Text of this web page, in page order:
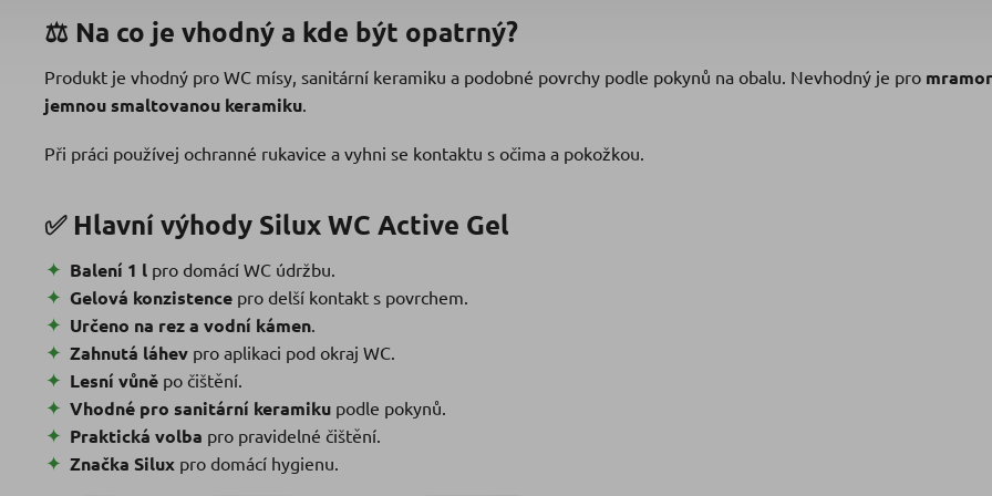
⚖️ Na co je vhodný a kde být opatrný?
Produkt je vhodný pro WC mísy, sanitární keramiku a podobné povrchy podle pokynů na obalu. Nevhodný je pro
jemnou smaltovanou keramiku
Při práci používej ochranné rukavice a vyhni se kontaktu s očima a pokožkou.
✅ Hlavní výhody Silux WC Active Gel
Balení 1 l pro domácí WC údržbu.
Gelová konzistencepro delší kontakt s povrchem.
Určeno na rez a vodní kámen.
Zahnutá láhevpro aplikaci pod okraj WC.
Lesní vůněpo čištění.
Vhodné pro sanitární keramikupodle pokynů.
Praktická volba pro pravidelné čištění.
Značka Siluxpro domácí hygienu.